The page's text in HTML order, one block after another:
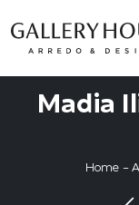
Madia
Home -